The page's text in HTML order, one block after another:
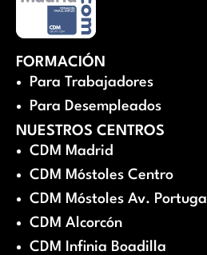
FORMACIÓN
Para Trabajadores
Para Desempleados
NUESTROS CENTROS
CDM Madrid
CDM Móstoles Centro
CDM Móstoles Av. Portugal
CDM Alcorcón
CDM Infinia Boadilla